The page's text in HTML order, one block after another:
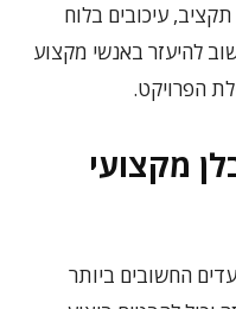
עיכובים בלוח
להיעזר באנשי מקצוע
הפרויקט.
מקצועי
החשובים ביותר